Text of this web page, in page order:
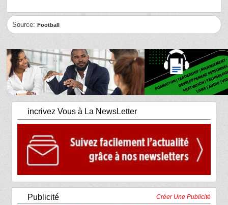
Source:Football
incrivez Vous à La NewsLetter
Publicité Créer Une Publicité